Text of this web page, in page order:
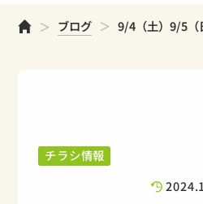
ホームブログ 9/4（土）9/5（
チラシ情報